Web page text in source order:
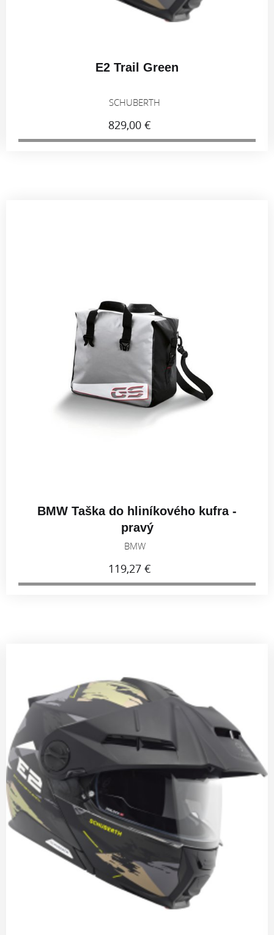
E2 Trail Blue
SCHUBERTH
829,00 €
BMW Taška do hliníkového kufra -
pravý
BMW
119,27 €